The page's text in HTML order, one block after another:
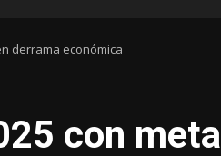
derrama económica
con meta